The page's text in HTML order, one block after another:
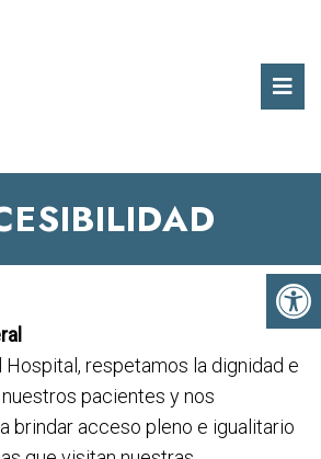
Hospital, respetamos la dignidad e
pacientes y nos
brindar acceso pleno e igualitario